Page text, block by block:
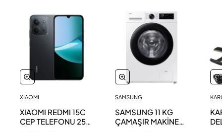
XIAOMI
XIAOMI REDMI 15C
CEP TELEFONU 256
SAMSUNG
SAMSUNG 11 KG
ÇAMAŞIR MAKİNESİ